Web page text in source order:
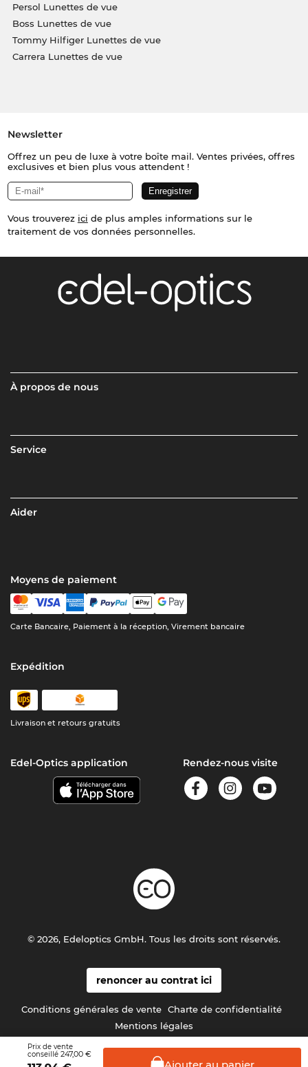
Prix de vente
conseillé 247,00 €
Ajouter au panier
Persol Lunettes de vue
Boss Lunettes de vue
Tommy Hilfiger Lunettes de vue
Carrera Lunettes de vue
Newsletter
Offrez un peu de luxe à votre boîte mail. Ventes privées, offres
exclusives et bien plus vous attendent !
Vous trouverez ici de plus amples informations sur le
traitement de vos données personnelles.
À propos de nous
Service
Aider
Moyens de paiement
Carte Bancaire, Paiement à la réception, Virement bancaire
Expédition
Livraison et retours gratuits
Edel-Optics application Rendez-nous visite
renoncer au contrat ici
Conditions générales de vente Charte de confidentialité
Mentions légales
© 2026, Edeloptics GmbH. Tous les droits sont réservés.